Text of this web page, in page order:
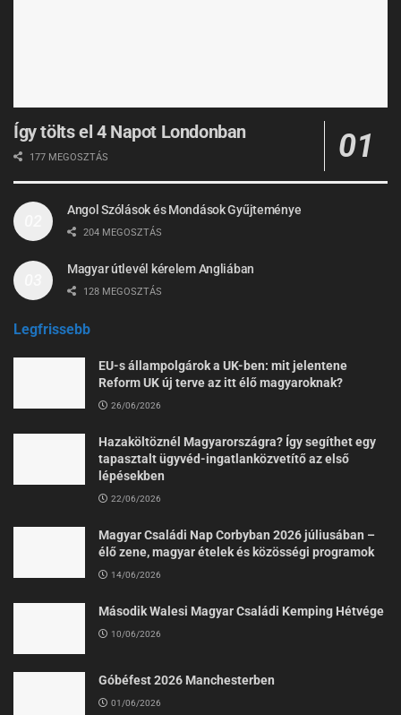
Így tölts el 4 Napot Londonban
177 MEGOSZTÁS
Angol Szólások és Mondások Gyűjteménye
204 MEGOSZTÁS
Magyar útlevél kérelem Angliában
128 MEGOSZTÁS
Legfrissebb
EU-s állampolgárok a UK-ben: mit jelentene
Reform UK új terve az itt élő magyaroknak?
26/06/2026
Hazaköltöznél Magyarországra? Így segíthet egy
tapasztalt ügyvéd-ingatlanközvetítő az első
lépésekben
22/06/2026
Magyar Családi Nap Corbyban 2026 júliusában –
élő zene, magyar ételek és közösségi programok
14/06/2026
Második Walesi Magyar Családi Kemping Hétvége
10/06/2026
Góbéfest 2026 Manchesterben
01/06/2026